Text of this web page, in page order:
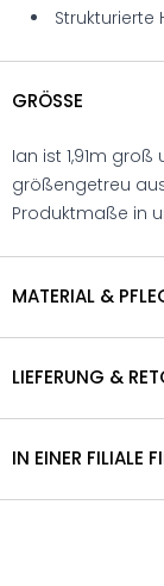
Strukturierte
GRÖSSE
Ian ist 1,91m
größengetreu
Produktmaße in
MATERIAL &
LIEFERUNG &
IN EINER FILIALE